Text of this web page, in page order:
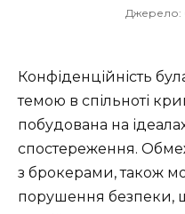
Джерело:
Конфіденційність
темою в спільноті
побудована на
спостереження.
з брокерами, також
порушення безпеки,